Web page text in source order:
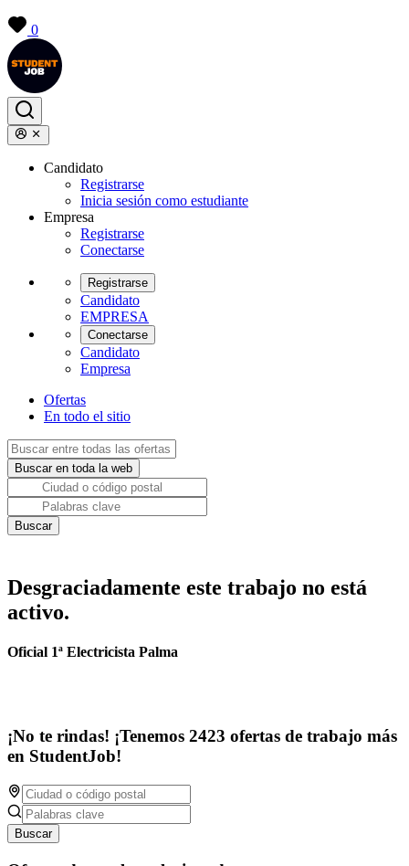
0
Candidato
Registrarse
Inicia sesión como estudiante
Empresa
Registrarse
Conectarse
Registrarse
Candidato
EMPRESA
Conectarse
Candidato
Empresa
Ofertas
En todo el sitio
Desgraciadamente este trabajo no está
activo.
Oficial 1ª Electricista Palma
¡No te rindas! ¡Tenemos 2423 ofertas de trabajo más
en StudentJob!
Buscar